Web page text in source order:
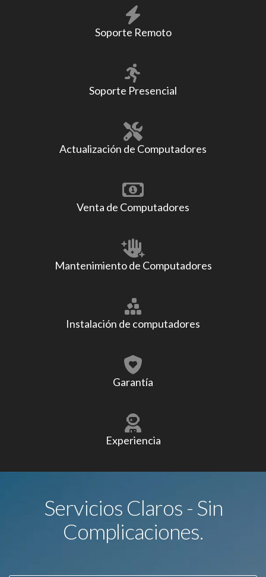
Soporte Remoto
Soporte Presencial
Actualización de Computadores
Venta de Computadores
Mantenimiento de Computadores
Instalación de computadores
Garantía
Experiencia
Servicios Claros - Sin
Complicaciones.